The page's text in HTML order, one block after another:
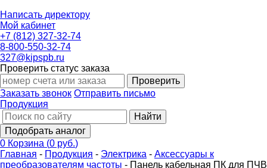
Написать директору
Мой кабинет
+7 (812) 327-32-74
8-800-550-32-74
327@kipspb.ru
Проверить статус заказа
Проверить
Заказать звонок Отправить письмо
Продукция
Найти
Подобрать аналог
0 Корзина (0 руб.)
Главная - Продукция - Электрика - Аксессуары к
преобразователям частоты - Панель кабельная ПК для ПЧВ